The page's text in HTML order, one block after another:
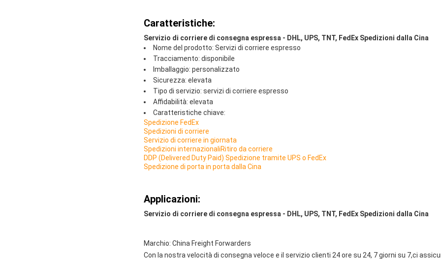
Caratteristiche:
Servizio di corriere di consegna espressa - DHL, UPS, TNT, FedEx Spedizioni dalla Cina
Nome del prodotto: Servizi di corriere espresso
Tracciamento: disponibile
Imballaggio: personalizzato
Sicurezza: elevata
Tipo di servizio: servizi di corriere espresso
Affidabilità: elevata
Caratteristiche chiave:
Spedizione FedEx
Spedizioni di corriere
Servizio di corriere in giornata
Spedizioni internazionaliRitiro da corriere
DDP (Delivered Duty Paid) Spedizione tramite UPS o FedEx
Spedizione di porta in porta dalla Cina
Applicazioni:
Servizio di corriere di consegna espressa - DHL, UPS, TNT, FedEx Spedizioni dalla Cina
Marchio: China Freight Forwarders
Con la nostra velocità di consegna veloce e il servizio clienti 24 ore su 24, 7 giorni su 7,ci